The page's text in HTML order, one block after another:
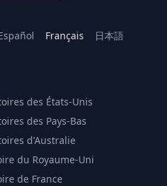
Français 日本語
des États-Unis
des Pays-Bas
d'Australie
du Royaume-Uni
de France